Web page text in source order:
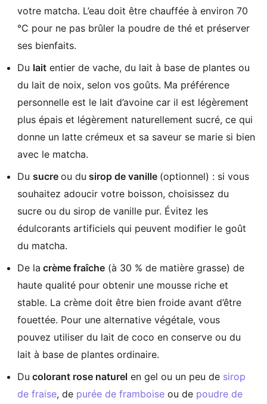
votre matcha. L’eau doit être chauffée à environ 70
°C pour ne pas brûler la poudre de thé et préserver
ses bienfaits.
Du lait entier de vache, du lait à base de plantes ou
du lait de noix, selon vos goûts. Ma préférence
personnelle est le lait d’avoine car il est légèrement
plus épais et légèrement naturellement sucré, ce qui
donne un latte crémeux et sa saveur se marie si bien
avec le matcha.
Du sucre ou du sirop de vanille (optionnel) : si vous
souhaitez adoucir votre boisson, choisissez du
sucre ou du sirop de vanille pur. Évitez les
édulcorants artificiels qui peuvent modifier le goût
du matcha.
De la crème fraîche (à 30 % de matière grasse) de
haute qualité pour obtenir une mousse riche et
stable. La crème doit être bien froide avant d’être
fouettée. Pour une alternative végétale, vous
pouvez utiliser du lait de coco en conserve ou du
lait à base de plantes ordinaire.
Du colorant rose naturel en gel ou un peu de sirop
de fraise, de purée de framboise ou de poudre de